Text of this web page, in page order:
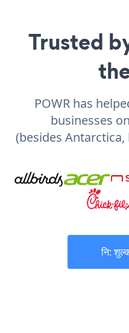
Trusted
POWR has
businesses
(besides
नि: